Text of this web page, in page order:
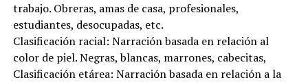
trabajo. Obreras, amas de casa, profesionales,
estudiantes, desocupadas, etc.
Clasificación racial: Narración basada en relación al
color de piel. Negras, blancas, marrones, cabecitas,
Clasificación etárea: Narración basada en relación a la